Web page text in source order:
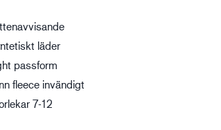
Logistik
läder
passform
fleece invändigt
7-12